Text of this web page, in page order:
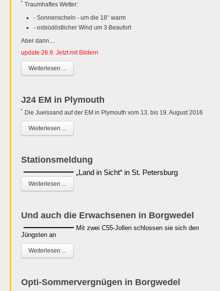
Traumhaftes Wetter:
- Sonnenschein - um die 18° warm
- ostsüdöstlicher Wind um 3 Beaufort
Aber dann....
update 26.9. Jetzt mit Bildern
Weiterlesen ...
J24 EM in Plymouth
Die Juelssand auf der EM in Plymouth vom 13. bis 19. August 2016
Weiterlesen ...
Stationsmeldung
„Land in Sicht“ in St. Petersburg
Weiterlesen ...
Und auch die Erwachsenen in Borgwedel
Mit zwei C55-Jollen schlossen sie sich den
Jüngsten an
Weiterlesen ...
Opti-Sommervergnügen in Borgwedel